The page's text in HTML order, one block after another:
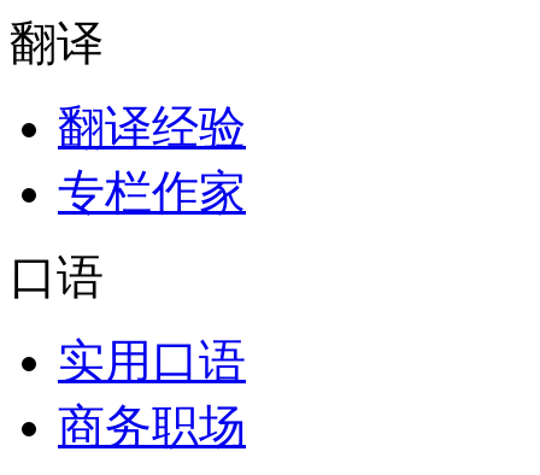
翻译
翻译经验
专栏作家
口语
实用口语
商务职场